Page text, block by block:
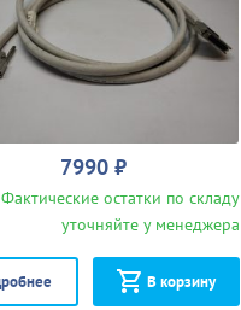
7990 ₽
остатки по складу
уточняйте у менеджера
В корзину